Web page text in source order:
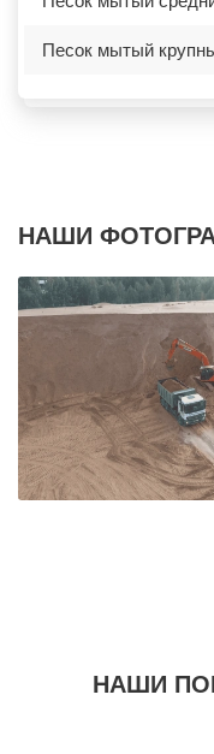
Песок мытый
НАШИ
НАШИ